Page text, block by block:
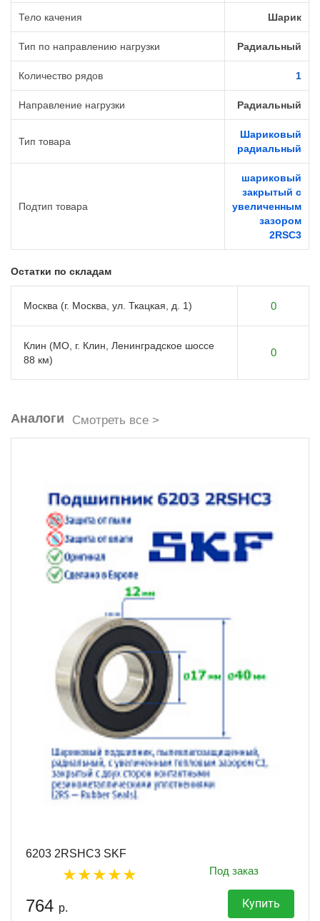
Тело качения Шарик
Тип по направлению нагрузки Радиальный
Количество рядов 1
Направление нагрузки Радиальный
Тип товара
Шариковый
радиальный
Подтип товара
шариковый
закрытый с
увеличенным
зазором
2RSС3
Остатки по складам
Москва (г. Москва, ул. Ткацкая, д. 1) 0
Клин (МО, г. Клин, Ленинградское шоссе
88 км)
0
Аналоги Смотреть все >
6203 2RSHC3 SKF
Под заказ
764 р. Купить